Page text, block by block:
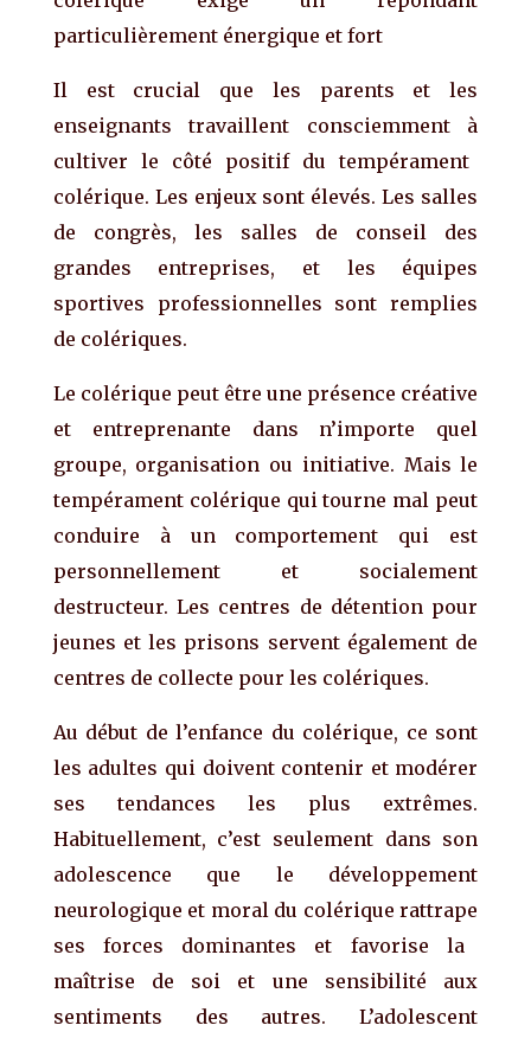
particulièrement énergique et fort
Il est crucial que les parents et les
enseignantstravaillent consciemment à
cultiver le côté positif dutempérament
colérique. Les enjeux sont élevés. Les salles
de congrès, les salles de conseil des
grandes entreprises, et les équipes
sportives professionnelles sont remplies
de colériques.
Le colérique peut êtreune présence créative
et entreprenante dans n’importe quel
groupe, organisation ou initiative. Mais le
tempérament colérique qui tourne mal peut
conduire à un comportement qui est
personnellement et socialement
destructeur. Les centres de détention pour
jeunes et les prisons servent également de
centres de collecte pour les colériques.
Au début de l’enfance du colérique, ce sont
les adultes qui doiventcontenir et modérer
ses tendances les plus extrêmes.
Habituellement, c’est seulement dans son
adolescence que le développement
neurologique et moral du colériquerattrape
ses forces dominantes et favorise la
maîtrise de soi et une sensibilité aux
sentiments des autres.L’adolescent